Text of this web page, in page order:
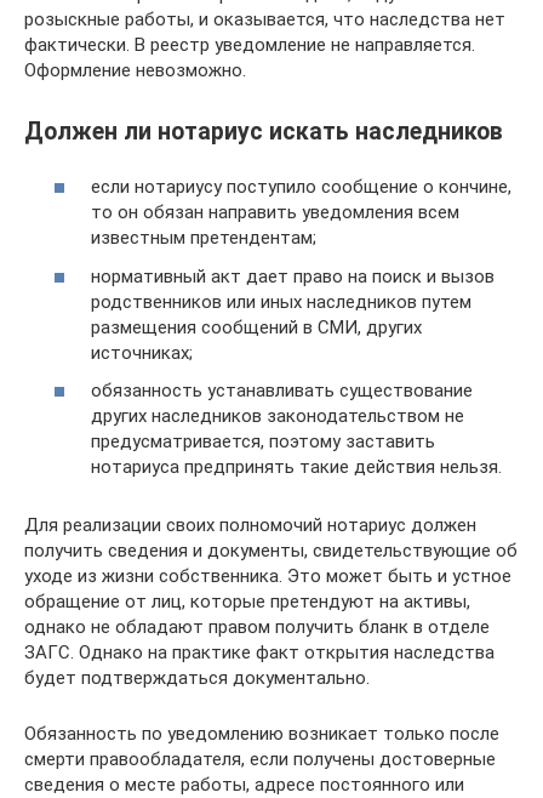
розыскные работы, и оказывается, что наследства нет
фактически. В реестр уведомление не направляется.
Оформление невозможно.
Должен ли нотариус искать наследников
если нотариусу поступило сообщение о кончине,
то он обязан направить уведомления всем
известным претендентам;
нормативный акт дает право на поиск и вызов
родственников или иных наследников путем
размещения сообщений в СМИ, других
источниках;
обязанность устанавливать существование
других наследников законодательством не
предусматривается, поэтому заставить
нотариуса предпринять такие действия нельзя.
Для реализации своих полномочий нотариус должен
получить сведения и документы, свидетельствующие об
уходе из жизни собственника. Это может быть и устное
обращение от лиц, которые претендуют на активы,
однако не обладают правом получить бланк в отделе
ЗАГС. Однако на практике факт открытия наследства
будет подтверждаться документально.
Обязанность по уведомлению возникает только после
смерти правообладателя, если получены достоверные
сведения о месте работы, адресе постоянного или